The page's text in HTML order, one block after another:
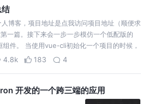
博客，项目地址是点我访问项目地址（顺便求
一篇。接下来会一步一步模仿一个低配版的
件。 当使用vue-cli初始化一个项目的时候，
件夹下有一个HelloWorld…
4.8k 183 4
开发的一个跨三端的应用